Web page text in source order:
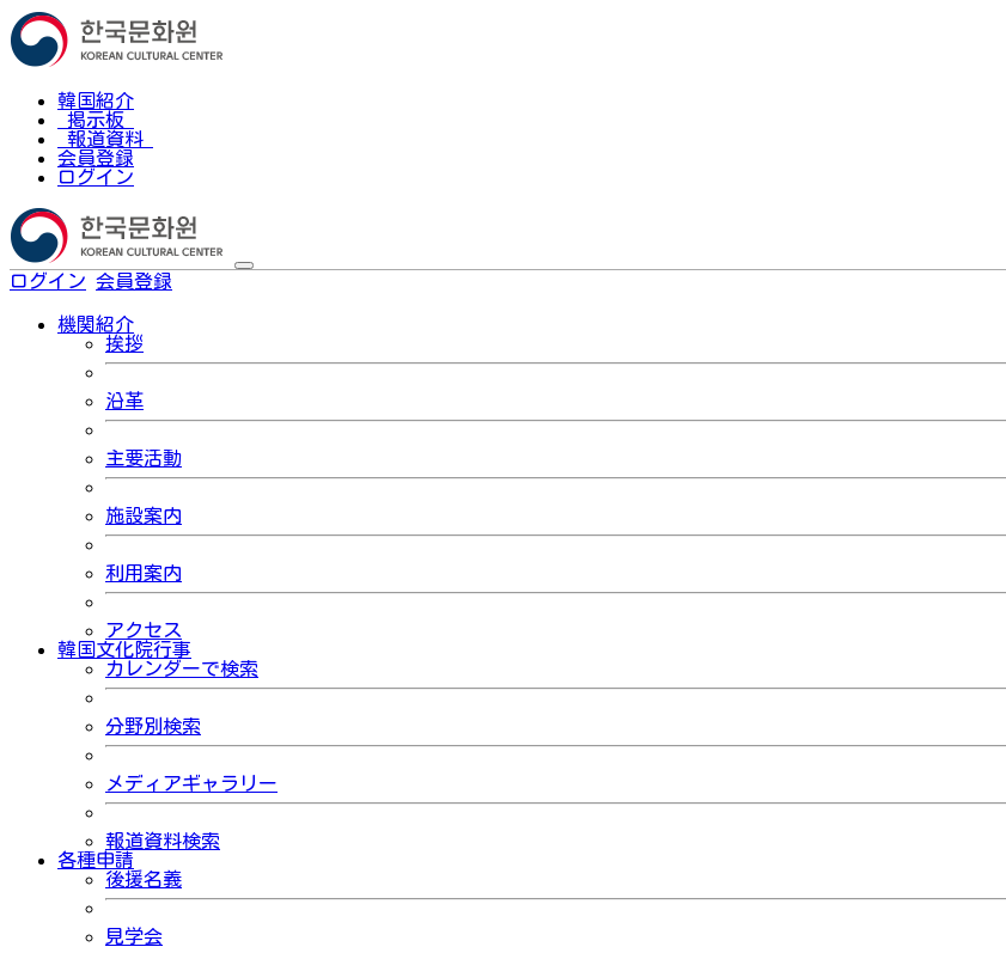
韓国紹介
掲示板
報道資料
会員登録
ログイン
ログイン 会員登録
機関紹介
挨拶
沿革
主要活動
施設案内
利用案内
アクセス
韓国文化院行事
カレンダーで検索
分野別検索
メディアギャラリー
報道資料検索
各種申請
後援名義
見学会